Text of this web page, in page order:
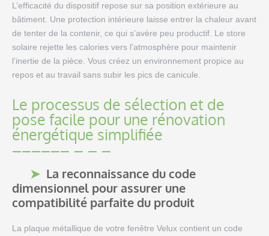
L’efficacité du dispositif repose sur sa position extérieure au
bâtiment. Une protection intérieure laisse entrer la chaleur avant
de tenter de la contenir, ce qui s’avère peu productif. Le store
solaire rejette les calories vers l’atmosphère pour maintenir
l’inertie de la pièce. Vous créez un environnement propice au
repos et au travail sans subir les pics de canicule.
Le processus de sélection et de
pose facile pour une rénovation
énergétique simplifiée
La reconnaissance du code
dimensionnel pour assurer une
compatibilité parfaite du produit
La plaque métallique de votre fenêtre Velux contient un code